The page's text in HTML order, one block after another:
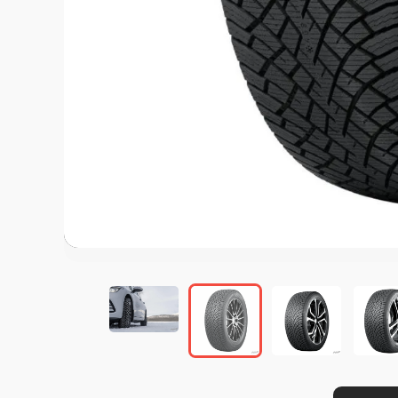
この画像の記事を